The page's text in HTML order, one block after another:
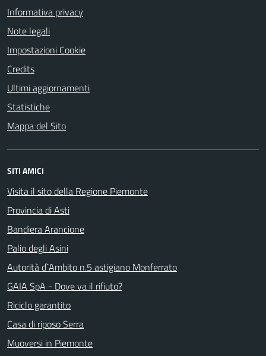
Informativa privacy
Note legali
Impostazioni Cookie
Credits
Ultimi aggiornamenti
Statistiche
Mappa del Sito
SITI AMICI
Visita il sito della Regione Piemonte
Provincia di Asti
Bandiera Arancione
Palio degli Asini
Autorità d`Ambito n.5 astigiano Monferrato
GAIA SpA - Dove va il rifiuto?
Riciclo garantito
Casa di riposo Serra
Muoversi in Piemonte